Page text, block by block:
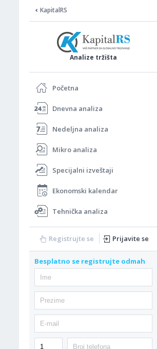
KapitalRS
Analize tržišta
Početna
Dnevna analiza
Nedeljna analiza
Mikro analiza
Specijalni izveštaji
Ekonomski kalendar
Tehnička analiza
Registrujte se Prijavite se
Besplatno se registrujte odmah